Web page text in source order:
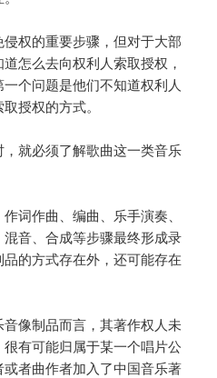
权的重要步骤，但对于大部
怎么去向权利人索取授权，
个问题是他们不知道权利人
授权的方式。
就必须了解歌曲这一类音乐
词作曲、编曲、乐手演奏、
音、合成等步骤最终形成录
的方式存在外，还可能存在
像制品而言，其著作权人未
有可能归属于某一个唱片公
者曲作者加入了中国音乐著